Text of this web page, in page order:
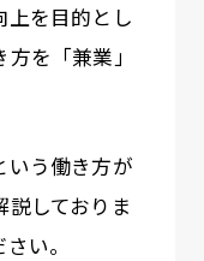
上を目的とし
を「兼業」
いう働き方が
しておりま
い。